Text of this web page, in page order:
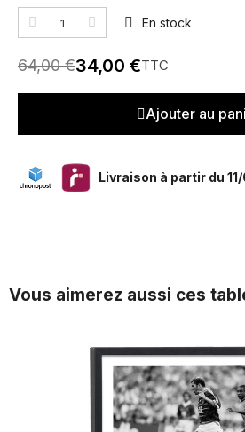
En stock
64,00 €34,00 €TTC
Ajouter au
Livraison à partir du
Vous aimerez aussi ces